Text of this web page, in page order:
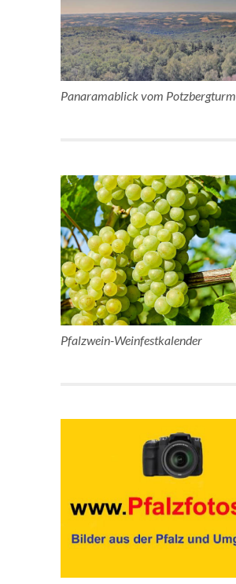
Panaramablick vom Potzbergturm
Pfalzwein-Weinfestkalender